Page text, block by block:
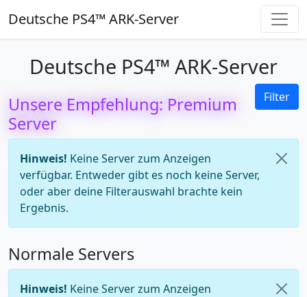
Deutsche PS4™ ARK-Server
Deutsche PS4™ ARK-Server
Filter
Unsere Empfehlung: Premium
Server
Hinweis! Keine Server zum Anzeigen
verfügbar. Entweder gibt es noch keine Server,
oder aber deine Filterauswahl brachte kein
Ergebnis.
Normale Servers
Hinweis! Keine Server zum Anzeigen